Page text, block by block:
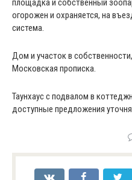
площадка и собственный
огорожен и охраняется, на
система.
Дом и участок в
Московская прописка.
Таунхаус с подвалом в
доступные предложения